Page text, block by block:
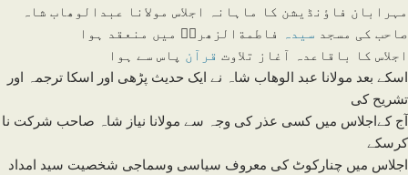
مہرابان فاٶنڈیشن کا ماہانہ اجلاس مولانا عبدالوھاب شاہ
صاحب کی مسجد سیدہ
فاطمةالزھراؓ میں منعقد ہوا
اجلاس کا باقاعدہ آغاز تلاوت قرآن پاس سے ہوا
اسکے بعد مولانا عبد الوھاب شاہ نے ایک حدیث پڑھی اور اسکا ترجمہ اور
تشریح کی
آج کےاجلاس میں کسی عذر کی وجہ سے مولانا نیاز شاہ صاحب شرکت نا
کرسکے
اجلاس میں چنارکوٹ کی معروف سیاسی وسماجی شخصیت سید امداد